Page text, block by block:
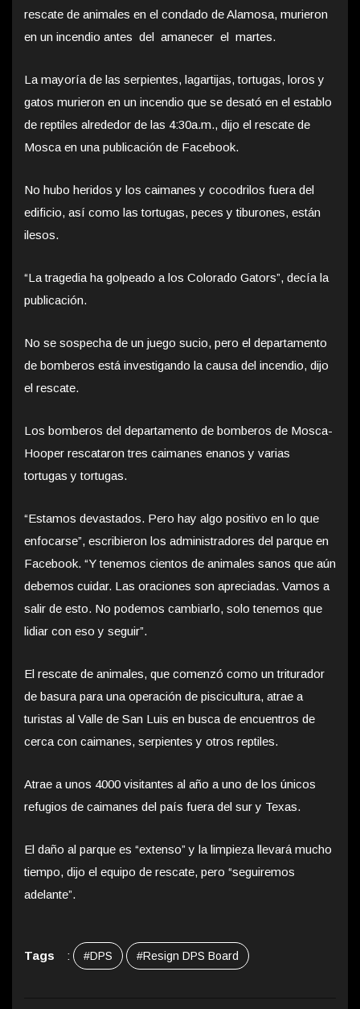
rescate de animales en el condado de Alamosa, murieron
en un incendio antes del amanecer el martes.
La mayoría de las serpientes, lagartijas, tortugas, loros y
gatos murieron en un incendio que se desató en el establo
de reptiles alrededor de las 4:30a.m., dijo el rescate de
Mosca en una publicación de Facebook.
No hubo heridos y los caimanes y cocodrilos fuera del
edificio, así como las tortugas, peces y tiburones, están
ilesos.
“La tragedia ha golpeado a los Colorado Gators”, decía la
publicación.
No se sospecha de un juego sucio, pero el departamento
de bomberos está investigando la causa del incendio, dijo
el rescate.
Los bomberos del departamento de bomberos de Mosca-
Hooper rescataron tres caimanes enanos y varias
tortugas y tortugas.
“Estamos devastados. Pero hay algo positivo en lo que
enfocarse”, escribieron los administradores del parque en
Facebook. “Y tenemos cientos de animales sanos que aún
debemos cuidar. Las oraciones son apreciadas. Vamos a
salir de esto. No podemos cambiarlo, solo tenemos que
lidiar con eso y seguir”.
El rescate de animales, que comenzó como un triturador
de basura para una operación de piscicultura, atrae a
turistas al Valle de San Luis en busca de encuentros de
cerca con caimanes, serpientes y otros reptiles.
Atrae a unos 4000 visitantes al año a uno de los únicos
refugios de caimanes del país fuera del sur y Texas.
El daño al parque es “extenso” y la limpieza llevará mucho
tiempo, dijo el equipo de rescate, pero “seguiremos
adelante”.
Tags : #DPS #Resign DPS Board